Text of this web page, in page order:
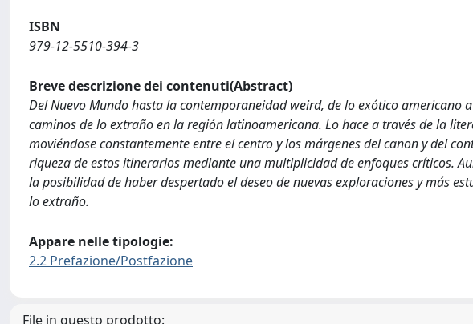
ISBN
979-12-5510-394-3
Breve descrizione dei contenuti(Abstract)
Del Nuevo Mundo hasta la contemporaneidad weird, de lo exótico americano
caminos de lo extraño en la región latinoamericana. Lo hace a través de la
moviéndose constantemente entre el centro y los márgenes del canon y del
riqueza de estos itinerarios mediante una multiplicidad de enfoques críticos.
la posibilidad de haber despertado el deseo de nuevas exploraciones y más
lo extraño.
Appare nelle tipologie:
2.2 Prefazione/Postfazione
File in questo prodotto: